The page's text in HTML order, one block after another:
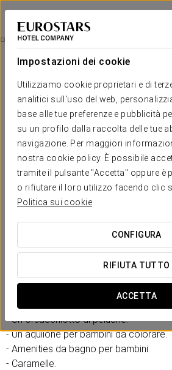
Impostazioni dei cookie
Utilizziamo cookie proprietari e di
analitici sull'uso del web,
base alle tue preferenze e pubblicità
su un profilo dalla raccolta delle tue
navigazione. Per maggiori
nostra cookie policy. È possibile
tramite il pulsante "Accetta" oppure è
o rifiutare il loro utilizzo facendo clic
Politica sui cookie
CONFIGURA
RIFIUTA TUTTO
ACCETTA
Eurostars Santa Luzia
GUIMARÃES
Il Mio Primo Campeggio
25 €
Il mio primo campeggio
Un’esperienza pensata per i più piccoli.
pacchetto, i bambini vivranno
campeggio senza uscire dalla stanza.
- Una tenda tipi.
- Un orsacchiotto di peluche.
- Un aquilone per bambini da colorare.
- Amenities da bagno per bambini.
- Caramelle.